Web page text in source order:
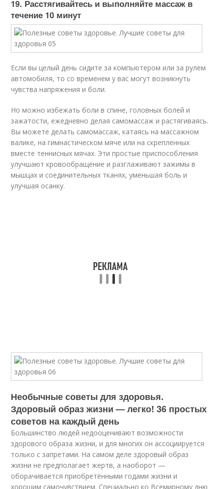
19. Расcтягивайтесь и выполняйте массаж в
течение 10 минут
Если вы целый день сидите за компьютером или за рулем
автомобиля, то со временем у вас могут возникнуть
чувства напряжения и боли.
Но можно избежать боли в спине, головных болей и
зажатости, ежедневно делая самомассаж и растягиваясь.
Вы можете делать самомассаж, катаясь на массажном
валике, на гимнастическом мяче или на скрепленных
вместе теннисных мячах. Эти простые приспособления
улучшают кровообращение и разглаживают зажимы в
мышцах и соединительных тканях, уменьшая боль и
улучшая осанку.
Необычные советы для здоровья.
Здоровый образ жизни — легко! 36 простых
советов на каждый день
Большинство людей недооценивают возможности
здорового образа жизни, и для многих он ассоциируется
только с запретами. На самом деле здоровый образ
жизни не предполагает жертв, а наоборот —
оборачивается приобретёнными годами жизни и
хорошим самочувствием. Специально ко Всемирному дню